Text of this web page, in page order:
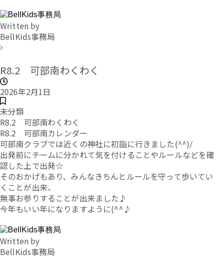
Written by
BellKids事務局
R8.2 可部南わくわく
2026年2月1日
未分類
R8.2 可部南わくわく
R8.2 可部南カレンダー
可部南クラブでは近くの神社に初詣に行きました(^^)/
出発前にチームに分かれて気を付けることやルールなどを確
認した上で出発☆
そのおかげもあり、みんなきちんとルールを守って歩いてい
くことが出来、
無事お参りすることが出来ました♪
今年もいい年になりますように(^^♪
Written by
BellKids事務局